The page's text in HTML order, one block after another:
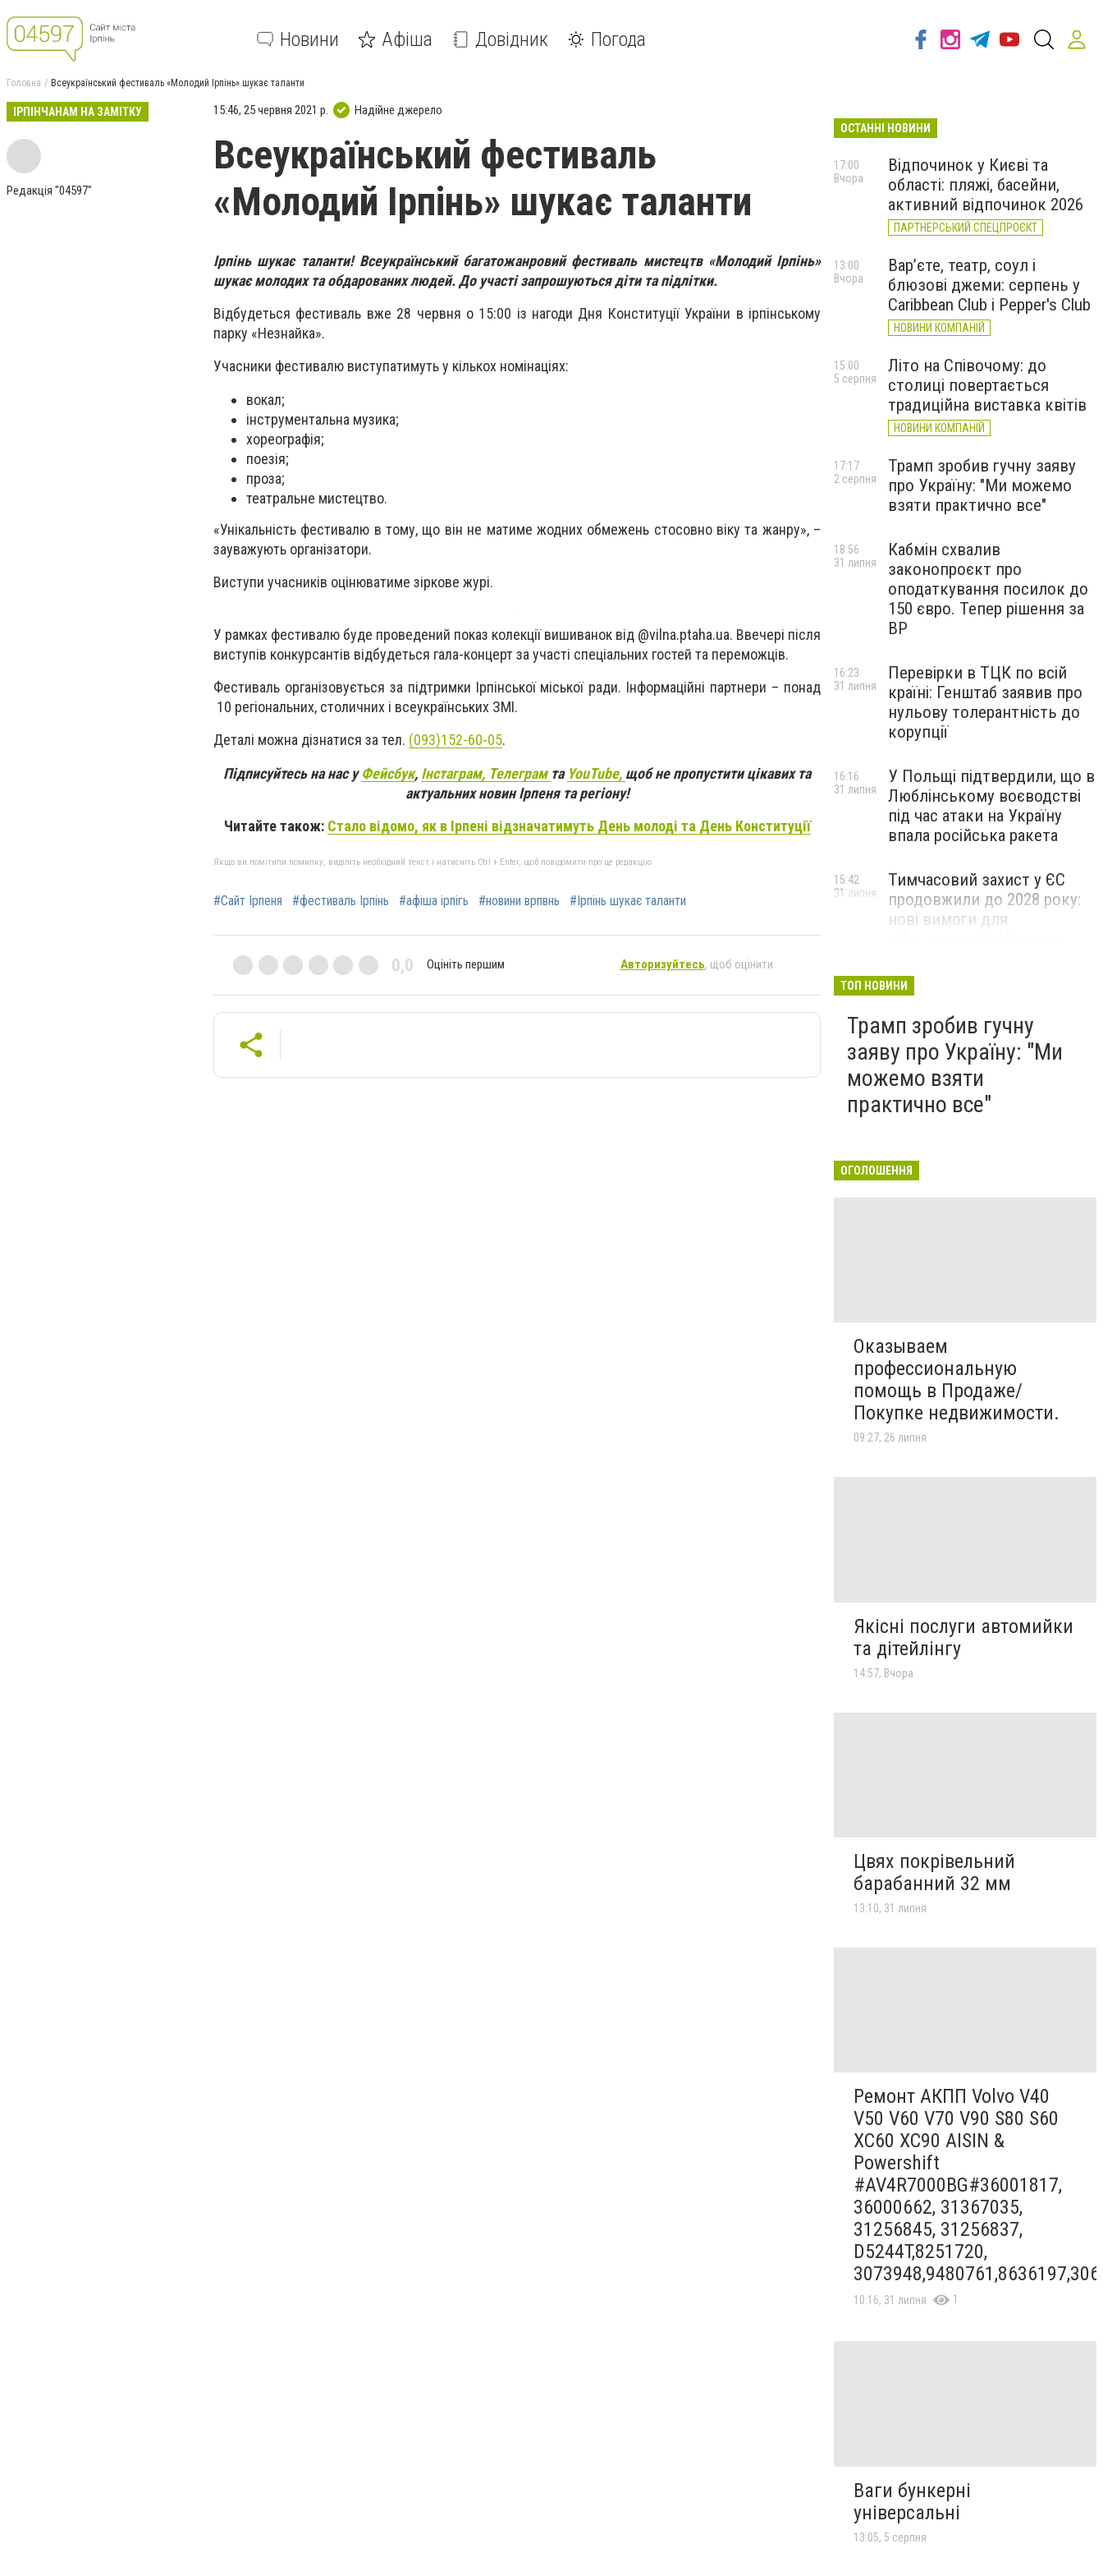
Новини Афіша Довідник Погода
Головна Всеукраїнський фестиваль «Молодий Ірпінь» шукає таланти
ІРПІНЧАНАМ НА ЗАМІТКУ
Редакція "04597"
15:46, 25 червня 2021 р. Надійне джерело
Всеукраїнський фестиваль
«Молодий Ірпінь» шукає таланти
Ірпінь шукає таланти! Всеукраїнський багатожанровий фестиваль мистецтв «Молодий Ірпінь»
шукає молодих та обдарованих людей. До участі запрошуються діти та підлітки.
Відбудеться фестиваль вже 28 червня о 15:00 із нагоди Дня Конституції України в ірпінському
парку «Незнайка».
Учасники фестивалю виступатимуть у кількох номінаціях:
вокал;
інструментальна музика;
хореографія;
поезія;
проза;
театральне мистецтво.
«Унікальність фестивалю в тому, що він не матиме жодних обмежень стосовно віку та жанру», –
зауважують організатори.
Виступи учасників оцінюватиме зіркове журі.
У рамках фестивалю буде проведений показ колекції вишиванок від @vilna.ptaha.ua. Ввечері після
виступів конкурсантів відбудеться гала-концерт за участі спеціальних гостей та переможців.
Фестиваль організовується за підтримки Ірпінської міської ради. Інформаційні партнери – понад
10 регіональних, столичних і всеукраїнських ЗМІ.
Деталі можна дізнатися за тел. (093)152-60-05.
Підписуйтесь на нас уФейсбук, Інстаграм, Телеграм та YouTube, щоб не пропустити цікавих та
актуальних новин Ірпеня та регіону!
Читайте також: Стало відомо, як в Ірпені відзначатимуть День молоді та День Конституції
Якщо ви помітили помилку, виділіть необхідний текст і натисніть Ctrl + Enter, щоб повідомити про це редакцію
#Сайт Ірпеня #фестиваль Ірпінь #афіша ірпігь #новини врпвнь #Ірпінь шукає таланти
0,0 Оцініть першим Авторизуйтесь, щоб оцінити
ОСТАННІ НОВИНИ
Відпочинок у Києві та
області: пляжі, басейни,
активний відпочинок 2026
ПАРТНЕРСЬКИЙ СПЕЦПРОЄКТ
17:00
Вчора
Вар’єте, театр, соул і
блюзові джеми: серпень у
Caribbean Club і Pepper's Club
НОВИНИ КОМПАНІЙ
13:00
Вчора
Літо на Співочому: до
столиці повертається
традиційна виставка квітів
НОВИНИ КОМПАНІЙ
15:00
5 серпня
Трамп зробив гучну заяву
про Україну: "Ми можемо
взяти практично все"
17:17
2 серпня
Кабмін схвалив
законопроєкт про
оподаткування посилок до
150 євро. Тепер рішення за
ВР
18:56
31 липня
Перевірки в ТЦК по всій
країні: Генштаб заявив про
нульову толерантність до
корупції
16:23
31 липня
У Польщі підтвердили, що в
Люблінському воєводстві
під час атаки на Україну
впала російська ракета
16:16
31 липня
Тимчасовий захист у ЄС
продовжили до 2028 року:
нові вимоги для
15:42
31 липня
ТОП НОВИНИ
Трамп зробив гучну
заяву про Україну: "Ми
можемо взяти
практично все"
ОГОЛОШЕННЯ
Оказываем
профессиональную
помощь в Продаже/
Покупке недвижимости.
09:27, 26 липня
Якісні послуги автомийки
та дітейлінгу
14:57, Вчора
Цвях покрівельний
барабанний 32 мм
13:10, 31 липня
Ремонт АКПП Volvo V40
V50 V60 V70 V90 S80 S60
XC60 XC90 AISIN &
Powershift
#AV4R7000BG#36001817,
36000662, 31367035,
31256845, 31256837,
D5244T,8251720,
10:16, 31 липня 1
Ваги бункерні
універсальні
13:05, 5 серпня